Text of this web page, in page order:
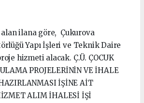
alan ilana göre, Çukurova
Yapı İşleri ve Teknik Daire
hizmeti alacak. Ç.Ü. ÇOCUK
PROJELERİNİN VE İHALE
İŞİNE AİT
ALIM İHALESİ İŞİ